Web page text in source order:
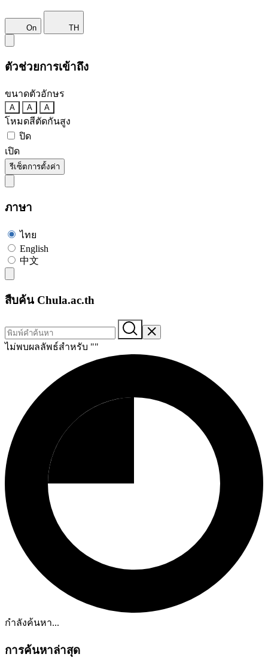
On TH
ตัวช่วยการเข้าถึง
ขนาดตัวอักษร
A A A
โหมดสีตัดกันสูง
ปิด
เปิด
รีเซ็ตการตั้งค่า
ภาษา
ไทย
English
中文
สืบค้น Chula.ac.th
ไม่พบผลลัพธ์สำหรับ ""
กำลังค้นหา...
การค้นหาล่าสุด